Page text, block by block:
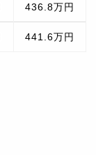
436.8万円
441.6万円